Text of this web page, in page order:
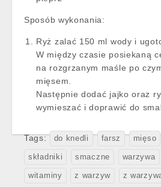
Sposób wykonania:
Ryż zalać 150 ml wody i
W między czasie posiekaną
na rozgrzanym maśle po
mięsem.
Następnie dodać jajko oraz
wymieszać i doprawić do
Tags: do knedli farsz mięso
składniki smaczne warzywa
witaminy z warzyw z